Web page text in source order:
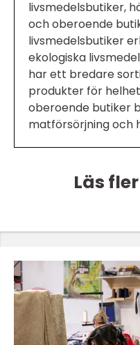
livsmedelsbutiker,
och oberoende
livsmedelsbutiker
ekologiska
har ett bredare
produkter för
oberoende butiker
matförsörjning och
Läs